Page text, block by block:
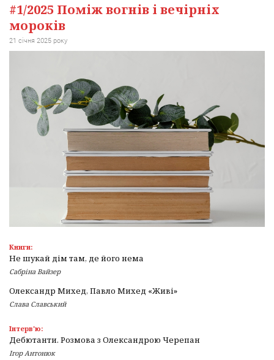
#1/2025 Поміж вогнів і вечірніх
мороків
21 січня 2025 року
Книги:
Не шукай дім там, де його нема
Сабріна Вайзер
Олександр Михед, Павло Михед «Живі»
Слава Славський
Інтерв'ю:
Дебютанти. Розмова з Олександрою Черепан
Ігор Антонюк